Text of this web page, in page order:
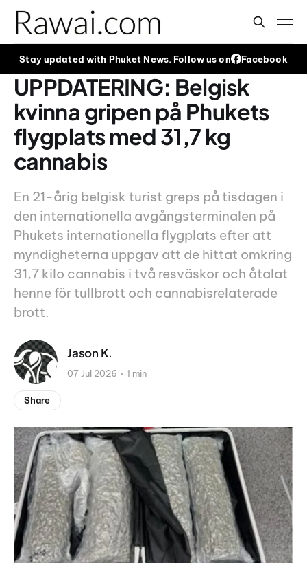
Stay updated with Phuket News. Follow us on Facebook
UPPDATERING: Belgisk
kvinna gripen på Phukets
flygplats med 31,7 kg
cannabis
En 21-årig belgisk turist greps på tisdagen i
den internationella avgångsterminalen på
Phukets internationella flygplats efter att
myndigheterna uppgav att de hittat omkring
31,7 kilo cannabis i två resväskor och åtalat
henne för tullbrott och cannabisrelaterade
brott.
Jason K.
07 Jul 2026 1 min
Share